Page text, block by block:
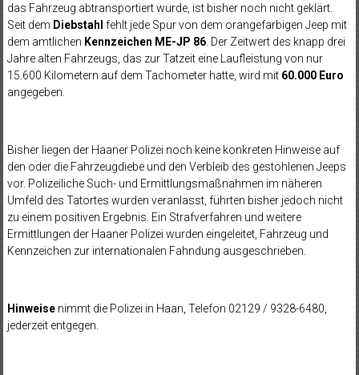
das Fahrzeug abtransportiert wurde, ist bisher noch nicht geklärt.
Seit dem Diebstahl fehlt jede Spur von dem orangefarbigen Jeep mit
dem amtlichen Kennzeichen ME-JP 86. Der Zeitwert des knapp drei
Jahre alten Fahrzeugs, das zur Tatzeit eine Laufleistung von nur
15.600 Kilometern auf dem Tachometer hatte, wird mit 60.000 Euro
angegeben.
Bisher liegen der Haaner Polizei noch keine konkreten Hinweise auf
den oder die Fahrzeugdiebe und den Verbleib des gestohlenen Jeeps
vor. Polizeiliche Such- und Ermittlungsmaßnahmen im näheren
Umfeld des Tatortes wurden veranlasst, führten bisher jedoch nicht
zu einem positiven Ergebnis. Ein Strafverfahren und weitere
Ermittlungen der Haaner Polizei wurden eingeleitet, Fahrzeug und
Kennzeichen zur internationalen Fahndung ausgeschrieben.
Hinweise nimmt die Polizei in Haan, Telefon 02129 / 9328-6480,
jederzeit entgegen.